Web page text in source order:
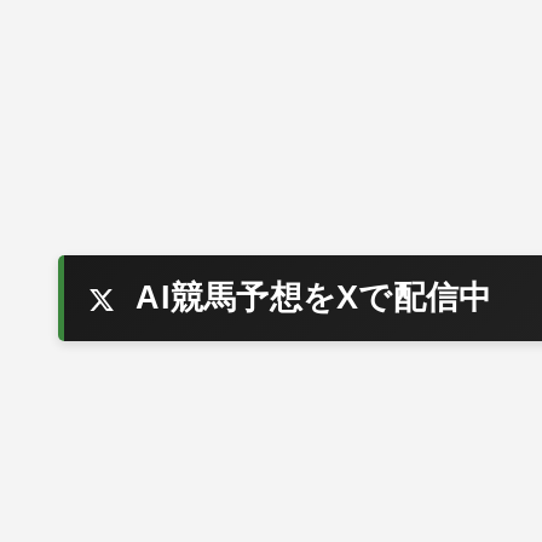
AI競馬予想をXで配信中